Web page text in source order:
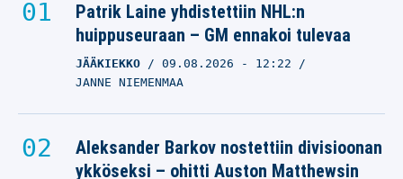
Patrik Laine yhdistettiin NHL:n
huippuseuraan – GM ennakoi tulevaa
JÄÄKIEKKO 09.08.2026 - 12:22
JANNE NIEMENMAA
Aleksander Barkov nostettiin divisioonan
ykköseksi – ohitti Auston Matthewsin